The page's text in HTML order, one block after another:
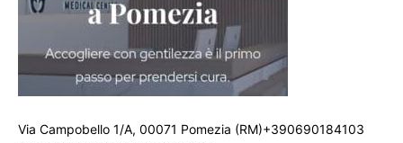
Via Campobello 1/A, 00071 Pomezia (RM)+390690184103